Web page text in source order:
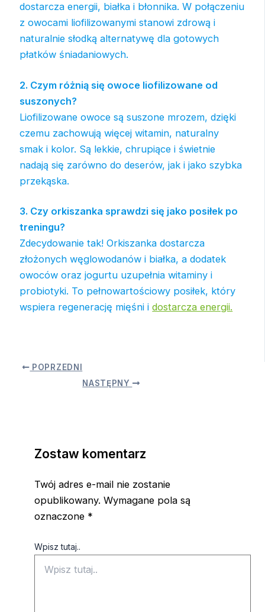
dostarcza energii, białka i błonnika. W połączeniu
z owocami liofilizowanymi stanowi zdrową i
naturalnie słodką alternatywę dla gotowych
płatków śniadaniowych.
2. Czym różnią się owoce liofilizowane od
suszonych?
Liofilizowane owoce są suszone mrozem, dzięki
czemu zachowują więcej witamin, naturalny
smak i kolor. Są lekkie, chrupiące i świetnie
nadają się zarówno do deserów, jak i jako szybka
przekąska.
3. Czy orkiszanka sprawdzi się jako posiłek po
treningu?
Zdecydowanie tak! Orkiszanka dostarcza
złożonych węglowodanów i białka, a dodatek
owoców oraz jogurtu uzupełnia witaminy i
probiotyki. To pełnowartościowy posiłek, który
wspiera regenerację mięśni idostarcza energii.
POPRZEDNI
NASTĘPNY
Zostaw komentarz
Twój adres e-mail nie zostanie
opublikowany. Wymagane pola są
oznaczone *
Wpisz tutaj..